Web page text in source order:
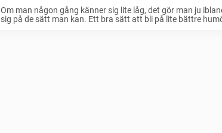
Om man någon gång känner sig lite låg, det gör man ju
sig på de sätt man kan. Ett bra sätt att bli på lite bättre